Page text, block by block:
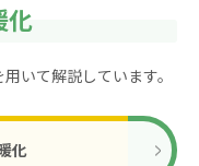
化
いて解説しています。
化